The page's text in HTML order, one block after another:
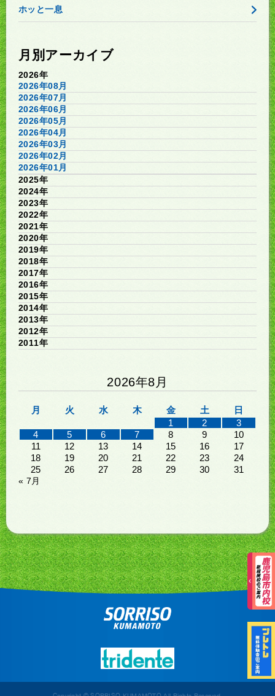
ホッと一息
月別アーカイブ
2026年
2026年08月
2026年07月
2026年06月
2026年05月
2026年04月
2026年03月
2026年02月
2026年01月
2025年
2024年
2023年
2022年
2021年
2020年
2019年
2018年
2017年
2016年
2015年
2014年
2013年
2012年
2011年
2026年8月
月 火 水 木 金 土
日
1
2
3
4
5 6 7 8 9
10
11
12 13 14 15 16
17
18
19 20 21 22 23
24
25
26 27 28 29 30 31
« 7月